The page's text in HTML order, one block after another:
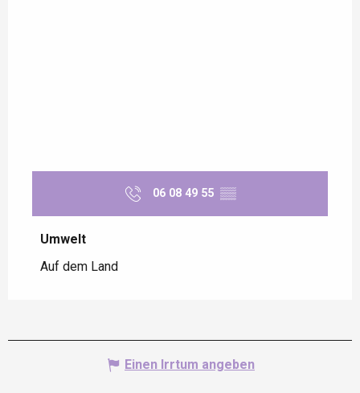
06 08 49 55 ▒▒
Umwelt
Umwelt
Auf dem Land
Einen Irrtum angeben